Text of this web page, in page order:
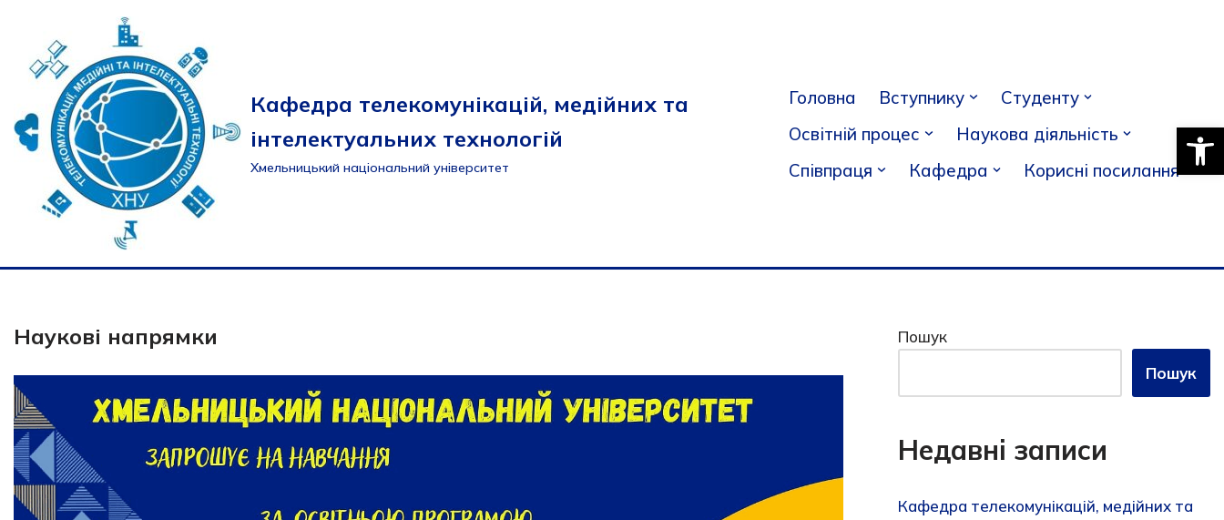
Перейти
до
вмісту
Кафедра телекомунікацій, медійних та
інтелектуальних технологій
Хмельницький національний університет
Головна Вступнику
Студенту
Освітній процес
Наукова діяльність
Співпраця
Кафедра Корисні посилання
Наукові напрямки
Пошук
Пошук
Недавні записи
Кафедра телекомунікацій, медійних та